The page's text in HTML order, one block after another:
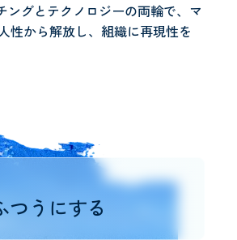
ングとテクノロジーの両輪で、マ
性から解放し、組織に再現性を
つうにする